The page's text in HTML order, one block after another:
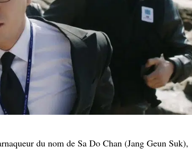
du nom de Sa Do Chan (Jang Geun Suk),